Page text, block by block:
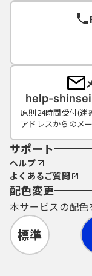
help-
原則24時間受付(迷
アドレスからのメ
サポート
ヘルプ
よくあるご質問
配色変更
本サービスの配色
標準